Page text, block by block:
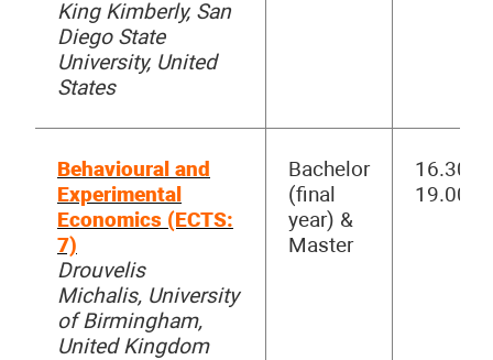
King Kimberly, San
Diego State
University, United
States
Behavioural and
Experimental
Economics (ECTS:
7)
Drouvelis
Michalis, University
of Birmingham,
United Kingdom
Bachelor
(final
year) &
Master
16.30-
19.00